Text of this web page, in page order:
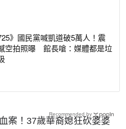
》國民黨喊凱道破5萬人！震
空拍照曝 館長嗆：媒體都是垃
案！37歲華裔媳狂砍婆婆
Recommended by